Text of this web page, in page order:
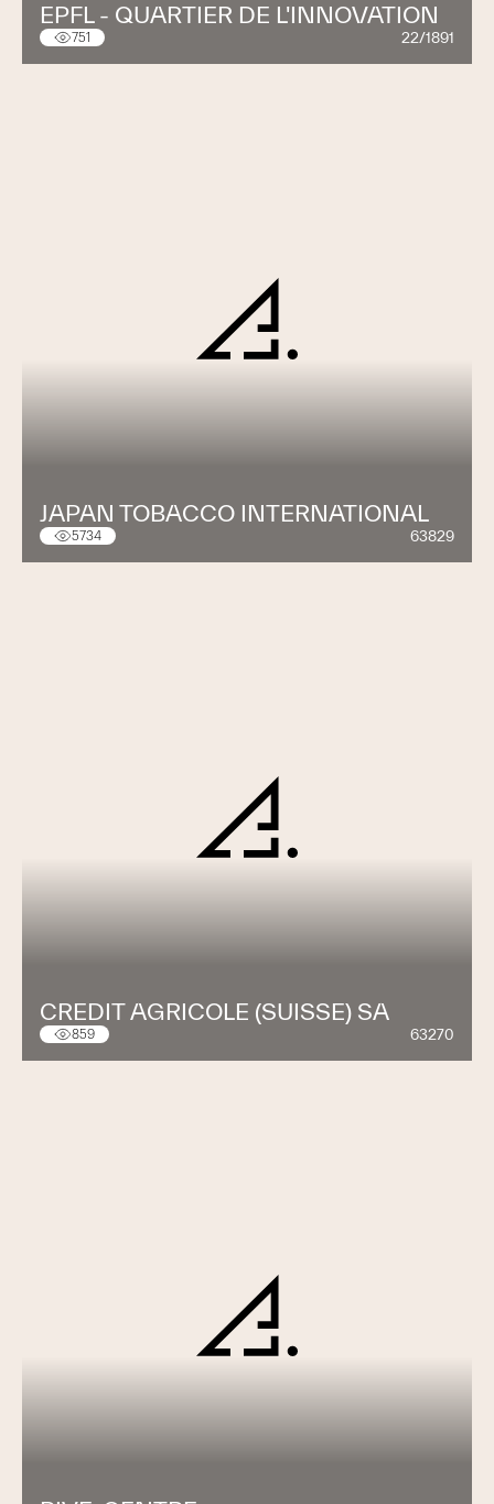
EPFL - QUARTIER DE L'INNOVATION
751 22/1891
JAPAN TOBACCO INTERNATIONAL
5734 63829
CREDIT AGRICOLE (SUISSE) SA
859 63270